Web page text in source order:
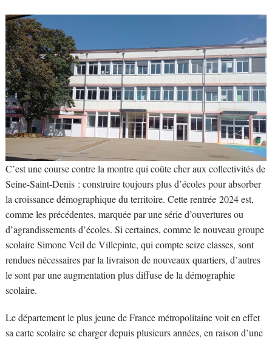
C’est une course contre la montre qui coûte cher aux collectivités de
Seine-Saint-Denis : construire toujours plus d’écoles pour absorber
la croissance démographique du territoire. Cette rentrée 2024 est,
comme les précédentes, marquée par une série d’ouvertures ou
d’agrandissements d’écoles. Si certaines, comme le nouveau groupe
scolaire Simone Veil de Villepinte, qui compte seize classes, sont
rendues nécessaires par la livraison de nouveaux quartiers, d’autres
le sont par une augmentation plus diffuse de la démographie
scolaire.
Le département le plus jeune de France métropolitaine voit en effet
sa carte scolaire se charger depuis plusieurs années, en raison d’une